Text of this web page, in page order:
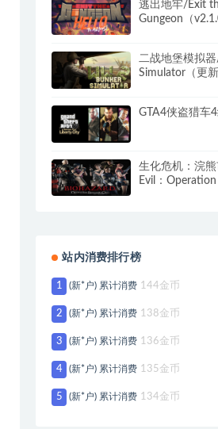
逃出地牢/Exit
Gungeon（
二战地堡模拟
Simulator（更
GTA4侠盗猎车
生化危机：浣
Evil：
站内消费排行榜
1 (新*户) 累计消费 144金币
2 (新*户) 累计消费 138金币
3 (新*户) 累计消费 136金币
4 (新*户) 累计消费 135金币
5 (新*户) 累计消费 134金币